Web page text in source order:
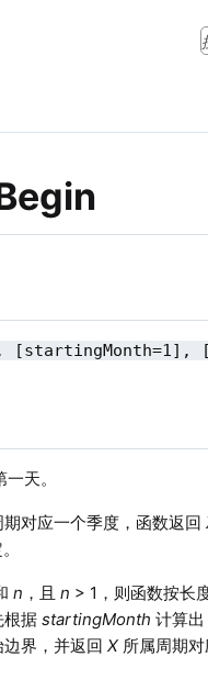
天。
对应一个季度，函数返回
n ，且n > 1，则函数按长
根据startingMonth 计算
边界，并返回X 所属周期对